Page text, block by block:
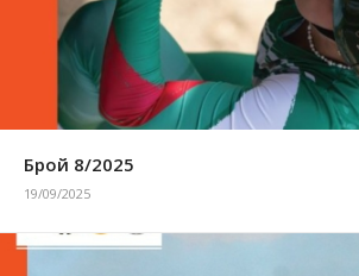
Брой 8/2025
19/09/2025